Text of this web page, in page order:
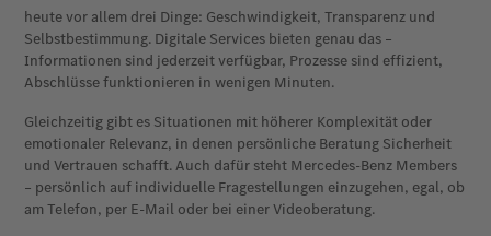
heute vor allem drei Dinge: Geschwindigkeit, Transparenz und
Selbstbestimmung. Digitale Services bieten genau das –
Informationen sind jederzeit verfügbar, Prozesse sind effizient,
Abschlüsse funktionieren in wenigen Minuten.
Gleichzeitig gibt es Situationen mit höherer Komplexität oder
emotionaler Relevanz, in denen persönliche Beratung Sicherheit
und Vertrauen schafft. Auch dafür steht Mercedes-Benz Members
– persönlich auf individuelle Fragestellungen einzugehen, egal, ob
am Telefon, per E-Mail oder bei einer Videoberatung.